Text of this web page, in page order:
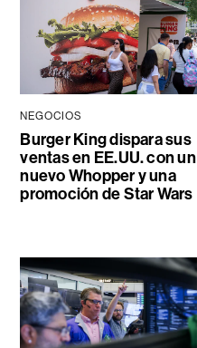
NEGOCIOS
Burger King dispara sus
ventas en EE.UU. con un
nuevo Whopper y una
promoción de Star Wars